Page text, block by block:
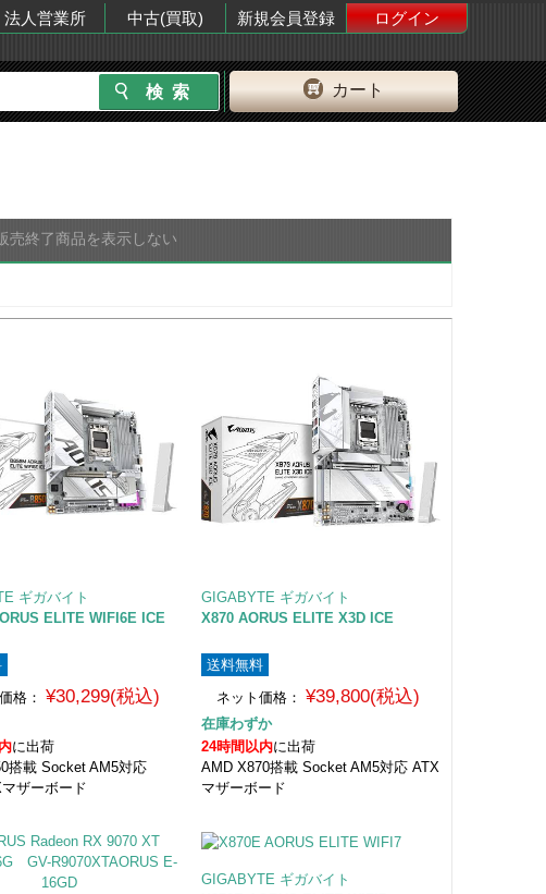
法人営業所 中古(買取) 新規会員登録
ログイン
カート
売終了商品を表示しない
ギガバイト
ELITE WIFI6E ICE
格： ¥30,299(税込)
に出荷
搭載 Socket AM5対応
ザーボード
GIGABYTE ギガバイト
X870 AORUS ELITE X3D ICE
送料無料
ネット価格： ¥39,800(税込)
在庫わずか
24時間以内に出荷
AMD X870搭載 Socket AM5対応 ATX
マザーボード
GIGABYTE ギガバイト